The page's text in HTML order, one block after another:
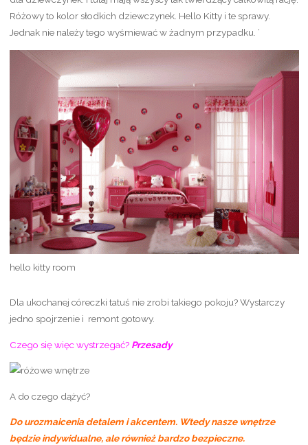
Różowy to kolor słodkich dziewczynek. Hello Kitty i te sprawy.
Jednak nie należy tego wyśmiewać w żadnym przypadku. ’
hello kitty room
Dla ukochanej córeczki tatuś nie zrobi takiego pokoju? Wystarczy
jedno spojrzenie i remont gotowy.
Czego się więc wystrzegać? Przesady
A do czego dążyć?
Do urozmaicenia detalem i akcentem. Wtedy nasze wnętrze
będzie indywidualne, ale również bardzo bezpieczne.